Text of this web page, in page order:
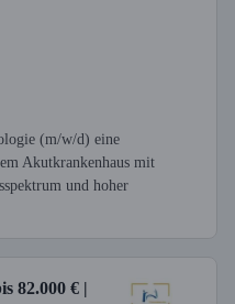
(m/w/d) eine
Akutkrankenhaus mit
und hoher
82.000 € |